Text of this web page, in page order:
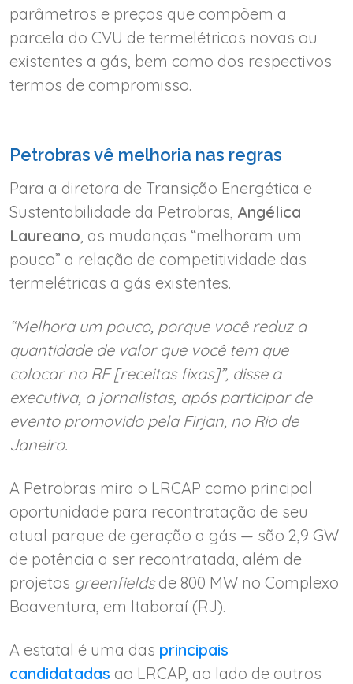
parâmetros e preços que compõem a
parcela do CVU de termelétricas novas ou
existentes a gás, bem como dos respectivos
termos de compromisso.
Petrobras vê melhoria nas regras
Para a diretora de Transição Energética e
Sustentabilidade da Petrobras, Angélica
Laureano , as mudanças “melhoram um
pouco” a relação de competitividade das
termelétricas a gás existentes.
“Melhora um pouco, porque você reduz a
quantidade de valor que você tem que
colocar no RF [receitas fixas]”, disse a
executiva, a jornalistas, após participar de
evento promovido pela Firjan, no Rio de
Janeiro.
A Petrobras mira o LRCAP como principal
oportunidade para recontratação de seu
atual parque de geração a gás — são 2,9 GW
de potência a ser recontratada, além de
projetos greenfieldsde 800 MW no Complexo
Boaventura, em Itaboraí (RJ).
A estatal é uma das principais
candidatadas ao LRCAP, ao lado de outros